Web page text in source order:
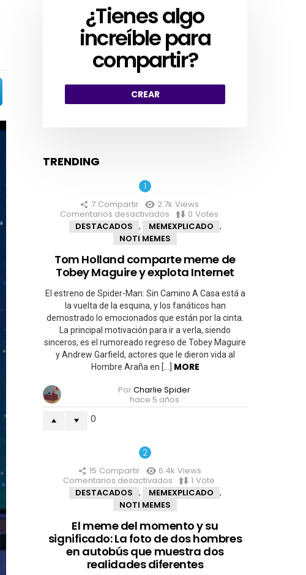
CREAR¿Tienes algo
increíble para
compartir?
CREAR
TRENDING
7 Compartir 2.7k Views
Comentarios desactivados en
Tom
Holland
comparte
de
Tobey
y
explota
Internet
0 Votes
DESTACADOS
, MEMEXPLICADO ,
NOTI MEMES
Tom Holland comparte meme de
Tobey Maguire y explota Internet
El estreno de Spider-Man: Sin Camino A Casa está a
la vuelta de la esquina, y los fanáticos han
demostrado lo emocionados que están por la cinta.
La principal motivación para ir a verla, siendo
sinceros, es el rumoreado regreso de Tobey Maguire
y Andrew Garfield, actores que le dieron vida al
Hombre Araña en […] MORE
PorCharlie Spider
hace 5 años
0
15 Compartir 6.4k Views
Comentarios desactivados en
El
meme
del
y
su
significado:
La
foto
1 Vote
DESTACADOS
, MEMEXPLICADO ,
NOTI MEMES
El meme del momento y su
significado: La foto de dos hombres
en autobús que muestra dos
realidades diferentes